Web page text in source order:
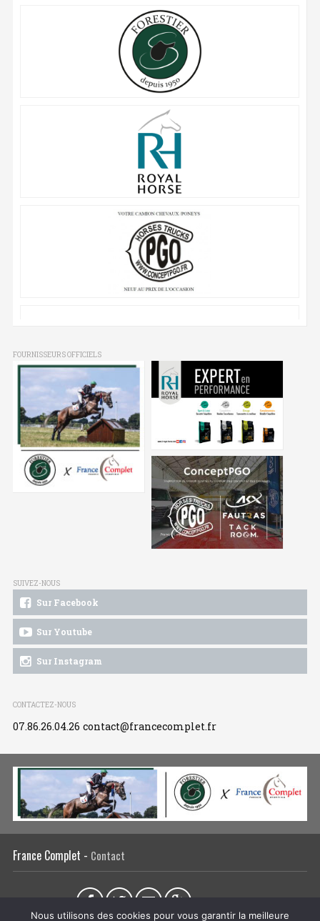
FOURNISSEURS OFFICIELS
SUIVEZ-NOUS
Sur Facebook
Sur Youtube
Sur Instagram
CONTACTEZ-NOUS
07.86.26.04.26 contact@francecomplet.fr
France Complet - Contact
Nous utilisons des cookies pour vous garantir la meilleure